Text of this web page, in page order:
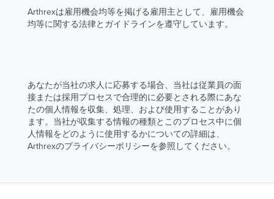
Arthrexは雇用機会均等を掲げる雇用主として、雇用機会
均等に関する法律とガイドラインを遵守しています。
あなたが当社の求人に応募する場合、当社は従業員の面
接または採用プロセスで合理的に必要とされる際にあな
たの個人情報を収集、処理、および使用することがあり
ます。当社が収集する情報の種類とこのプロセス中に個
人情報をどのように使用するかについての詳細は、
Arthrexのプライバシーポリシーを参照してください。